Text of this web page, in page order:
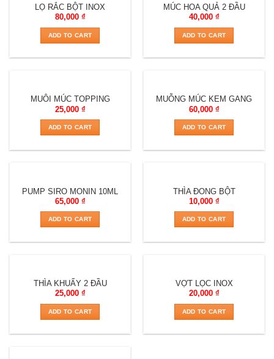
LỌ RẮC BỘT INOX
80,000 ₫
ADD TO CART
MÚC HOA QUẢ 2 ĐẦU
40,000 ₫
ADD TO CART
MUÔI MÚC TOPPING
25,000 ₫
ADD TO CART
MUỖNG MÚC KEM GANG
60,000 ₫
ADD TO CART
PUMP SIRO MONIN 10ML
65,000 ₫
ADD TO CART
THÌA ĐONG BỘT
10,000 ₫
ADD TO CART
THÌA KHUẤY 2 ĐẦU
25,000 ₫
ADD TO CART
VỢT LỌC INOX
20,000 ₫
ADD TO CART